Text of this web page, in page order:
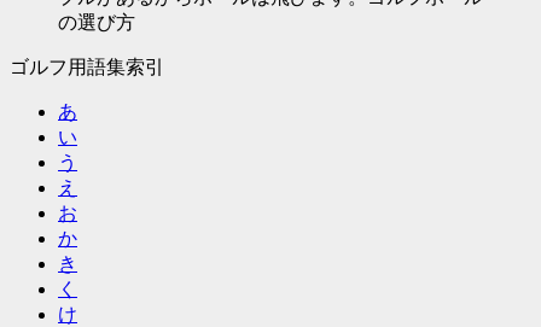
の選び方
ゴルフ用語集索引
あ
い
う
え
お
か
き
く
け